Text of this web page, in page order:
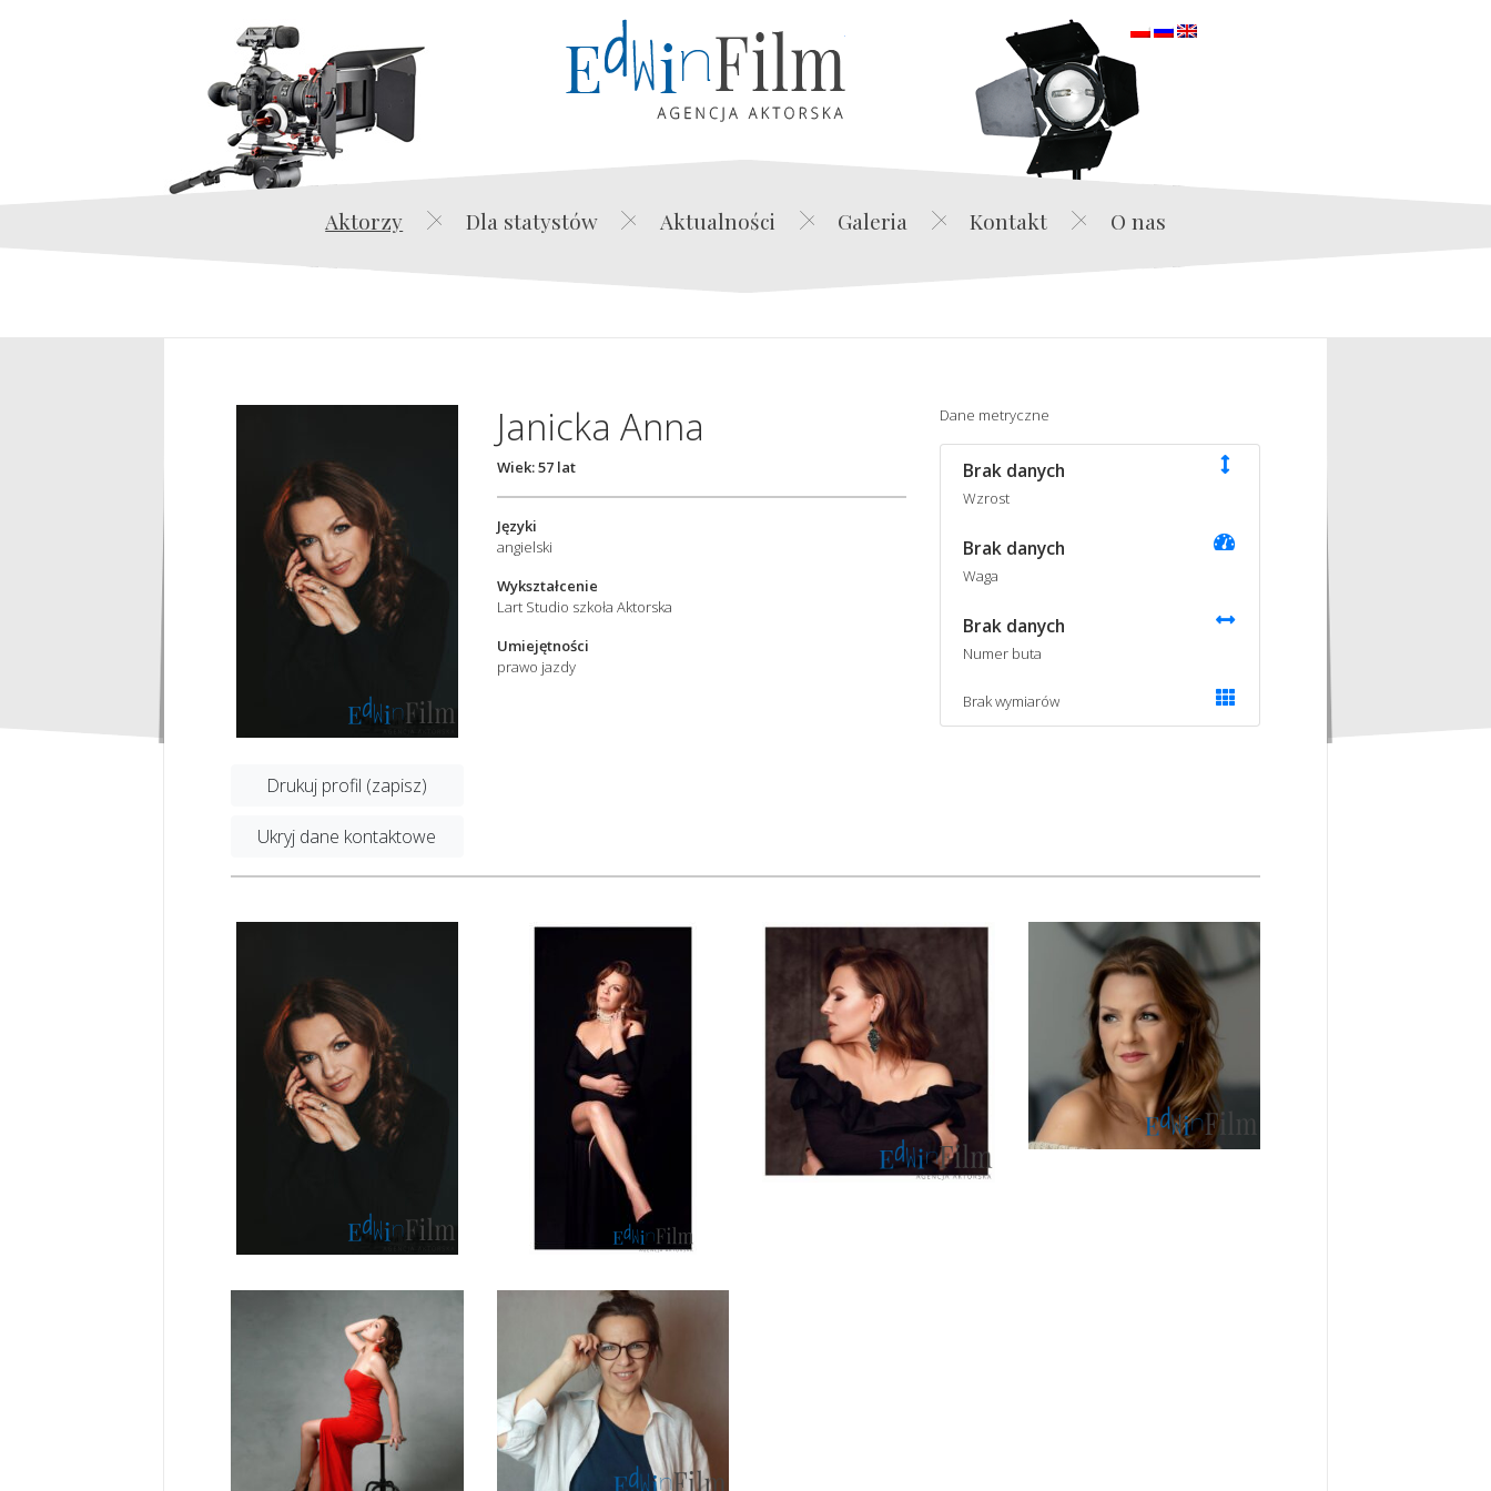
Edwin Film Agencja Aktorska
Aktorzy Dla statystów Aktualności Galeria Kontakt O nas
Drukuj profil (zapisz)
Ukryj dane kontaktowe
Janicka Anna
Wiek: 57 lat
Języki
angielski
Wykształcenie
Lart Studio szkoła Aktorska
Umiejętności
prawo jazdy
Dane metryczne
Brak danych
Wzrost
Brak danych
Waga
Brak danych
Numer buta
Brak wymiarów